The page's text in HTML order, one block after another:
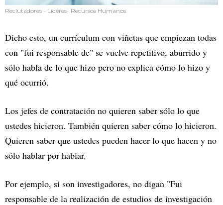
Reclutadores - Líderes- Recursos Humanos.
Dicho esto, un currículum con viñetas que empiezan todas
con "fui responsable de" se vuelve repetitivo, aburrido y
sólo habla de lo que hizo pero no explica cómo lo hizo y
qué ocurrió.
Los jefes de contratación no quieren saber sólo lo que
ustedes hicieron. También quieren saber cómo lo hicieron.
Quieren saber que ustedes pueden hacer lo que hacen y no
sólo hablar por hablar.
Por ejemplo, si son investigadores, no digan "Fui
responsable de la realización de estudios de investigación